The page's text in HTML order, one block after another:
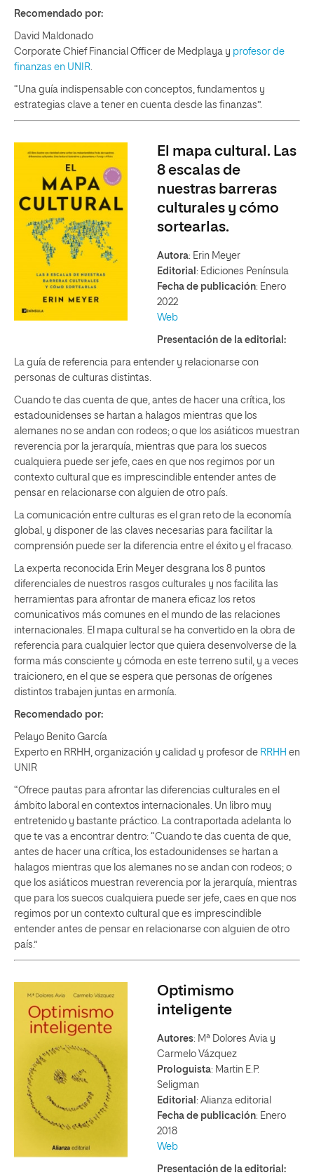
Recomendado por:
David Maldonado
Corporate Chief Financial Officer de Medplaya y profesor de
finanzas en UNIR
“Una guía indispensable con conceptos, fundamentos y
estrategias clave a tener en cuenta desde las finanzas”.
El mapa cultural. Las
8 escalas de
nuestras barreras
culturales y cómo
sortearlas.
Autora: Erin Meyer
Editorial : Ediciones Península
Fecha de publicación: Enero
2022
Web
Presentación de la editorial:
La guía de referencia para entender y relacionarse con
personas de culturas distintas.
Cuando te das cuenta de que, antes de hacer una crítica, los
estadounidenses se hartan a halagos mientras que los
alemanes no se andan con rodeos; o que los asiáticos muestran
reverencia por la jerarquía, mientras que para los suecos
cualquiera puede ser jefe, caes en que nos regimos por un
contexto cultural que es imprescindible entender antes de
pensar en relacionarse con alguien de otro país.
La comunicación entre culturas es el gran reto de la economía
global, y disponer de las claves necesarias para facilitar la
comprensión puede ser la diferencia entre el éxito y el fracaso.
La experta reconocida Erin Meyer desgrana los 8 puntos
diferenciales de nuestros rasgos culturales y nos facilita las
herramientas para afrontar de manera eficaz los retos
comunicativos más comunes en el mundo de las relaciones
internacionales. El mapa cultural se ha convertido en la obra de
referencia para cualquier lector que quiera desenvolverse de la
forma más consciente y cómoda en este terreno sutil, y a veces
traicionero, en el que se espera que personas de orígenes
distintos trabajen juntas en armonía.
Recomendado por:
Pelayo Benito García
Experto en RRHH, organización y calidad y profesor de RRHH en
UNIR
“Ofrece pautas para afrontar las diferencias culturales en el
ámbito laboral en contextos internacionales. Un libro muy
entretenido y bastante práctico. La contraportada adelanta lo
que te vas a encontrar dentro: “Cuando te das cuenta de que,
antes de hacer una crítica, los estadounidenses se hartan a
halagos mientras que los alemanes no se andan con rodeos; o
que los asiáticos muestran reverencia por la jerarquía, mientras
que para los suecos cualquiera puede ser jefe, caes en que nos
regimos por un contexto cultural que es imprescindible
entender antes de pensar en relacionarse con alguien de otro
país.”
Optimismo
inteligente
Autores: Mª Dolores Avia y
Carmelo Vázquez
Prologuista: Martin E.P.
Seligman
Editorial : Alianza editorial
Fecha de publicación: Enero
2018
Web
Presentación de la editorial: